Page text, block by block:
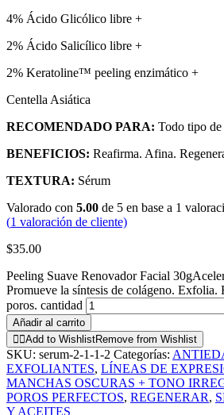
4% Ácido Glicólico libre +
2% Ácido Salicílico libre +
2% Keratoline™ peeling enzimático +
Centella Asiática
RECOMENDADO PARA: Todo tipo
BENEFICIOS: Reafirma. Afina.
TEXTURA: Sérum
Valorado con 5.00 de 5 en base a 1
(1 valoración de cliente)
$35.00
Peeling Suave Renovador Facial
Promueve la síntesis de colágeno. Exfolia.
poros. cantidad
Añadir al carrito
Add to WishlistRemove from Wishlist
SKU: serum-2-1-1-2 Categorías:
EXFOLIANTES, LÍNEAS DE
MANCHAS OSCURAS + TONO
POROS PERFECTOS, REGENERAR,
Y ACEITES